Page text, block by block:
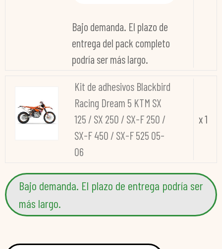
Bajo demanda. El plazo de
entrega del pack completo
podría ser más largo.
Kit de adhesivos Blackbird
Racing Dream 5 KTM SX
125 / SX 250 / SX-F 250 /
SX-F 450 / SX-F 525 05-
06
x 1
Bajo demanda. El plazo de entrega podría ser
más largo.